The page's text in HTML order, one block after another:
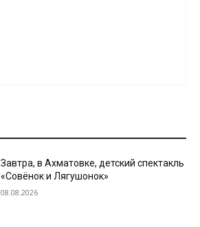
Завтра, в Ахматовке, детский спектакль
«Совёнок и Лягушонок»
08.08.2026